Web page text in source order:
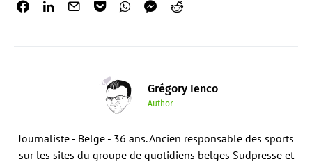
Grégory Ienco
Author
Journaliste - Belge - 36 ans. Ancien responsable des sports
sur les sites du groupe de quotidiens belges Sudpresse et